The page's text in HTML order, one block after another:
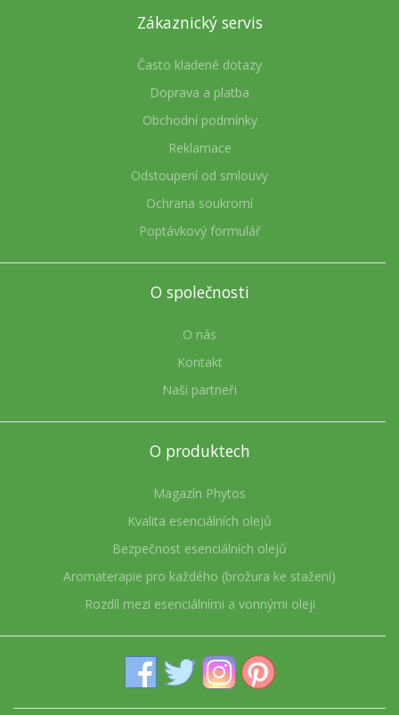
Zákaznický servis
Často kladené dotazy
Doprava a platba
Obchodní podmínky
Reklamace
Odstoupení od smlouvy
Ochrana soukromí
Poptávkový formulář
O společnosti
O nás
Kontakt
Naši partneři
O produktech
Magazín Phytos
Kvalita esenciálních olejů
Bezpečnost esenciálních olejů
Aromaterapie pro každého (brožura ke stažení)
Rozdíl mezi esenciálními a vonnými oleji